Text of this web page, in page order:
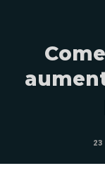
23